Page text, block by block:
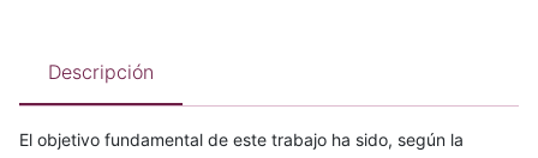
Descripción
El objetivo fundamental de este trabajo ha sido, según la